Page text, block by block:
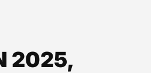
2025,